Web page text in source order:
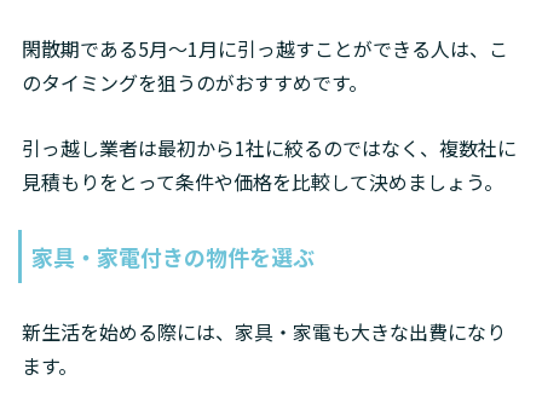
閑散期である5月～1月に引っ越すことができる人は、こ
のタイミングを狙うのがおすすめです。
引っ越し業者は最初から1社に絞るのではなく、複数社に
見積もりをとって条件や価格を比較して決めましょう。
家具・家電付きの物件を選ぶ
新生活を始める際には、家具・家電も大きな出費になり
ます。